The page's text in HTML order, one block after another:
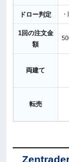
ドロー判定
1回の注文金
額
両建て
転売